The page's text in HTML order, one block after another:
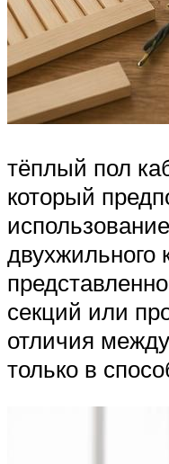
тёплый пол
который
двухжильного
секций или
отличия
только в